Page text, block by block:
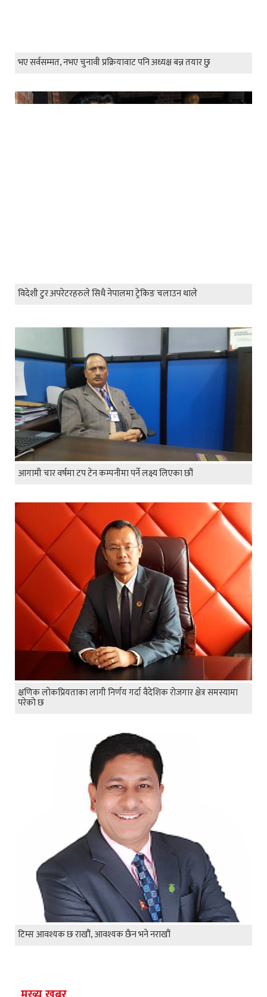
भए सर्वसम्मत, नभए चुनावी प्रक्रियावाट पनि अध्यक्ष बन्न तयार छु
विदेशी टुर अपरेटरहरुले सिधै नेपालमा ट्रेकिङ चलाउन थाले
आगामी चार वर्षमा टप टेन कम्पनीमा पर्ने लक्ष्य लिएका छौं
क्षणिक लोकप्रियताका लागी निर्णय गर्दा वैदेशिक रोजगार क्षेत्र समस्यामा
परेको छ
टिम्स आवश्यक छ राखौं, आवश्यक छैन भने नराखौं